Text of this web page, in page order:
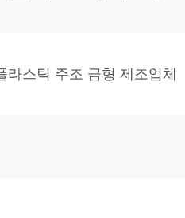
라스틱 주조 금형 제조업체